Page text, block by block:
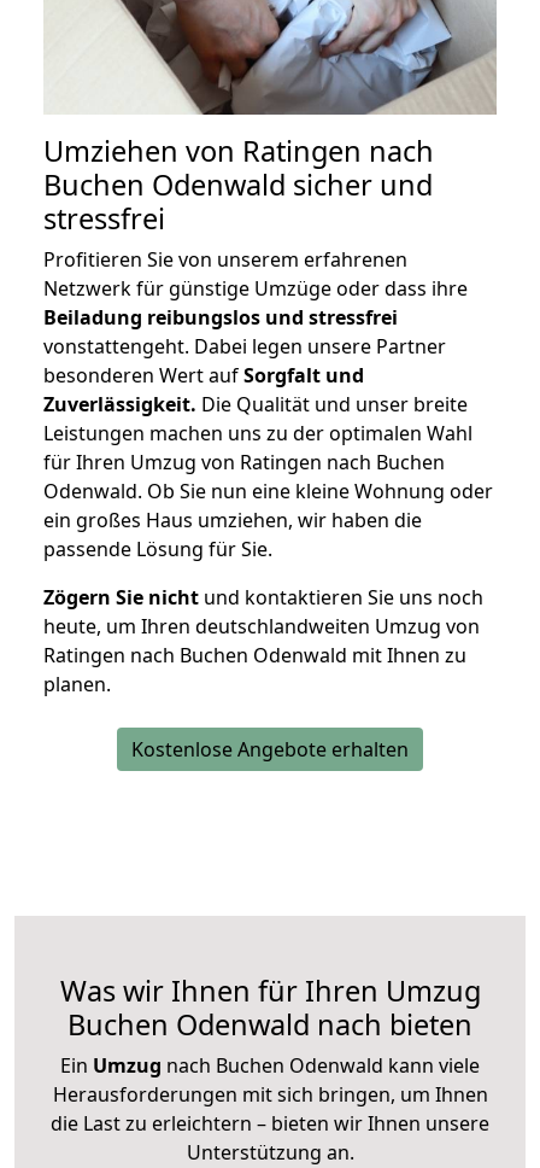
Umziehen von Ratingen nach
Buchen Odenwald sicher und
stressfrei
Profitieren Sie von unserem erfahrenen
Netzwerk für günstige Umzüge oder dass ihre
Beiladung reibungslos und stressfrei
vonstattengeht. Dabei legen unsere Partner
besonderen Wert aufSorgfalt und
Zuverlässigkeit. Die Qualität und unser breite
Leistungen machen uns zu der optimalen Wahl
für Ihren Umzug von Ratingen nach Buchen
Odenwald. Ob Sie nun eine kleine Wohnung oder
ein großes Haus umziehen, wir haben die
passende Lösung für Sie.
Zögern Sie nicht und kontaktieren Sie uns noch
heute, um Ihren deutschlandweiten Umzug von
Ratingen nach Buchen Odenwald mit Ihnen zu
planen.
Kostenlose Angebote erhalten
Was wir Ihnen für Ihren Umzug
Buchen Odenwald nach bieten
Ein Umzug nach Buchen Odenwald kann viele
Herausforderungen mit sich bringen, um Ihnen
die Last zu erleichtern – bieten wir Ihnen unsere
Unterstützung an.